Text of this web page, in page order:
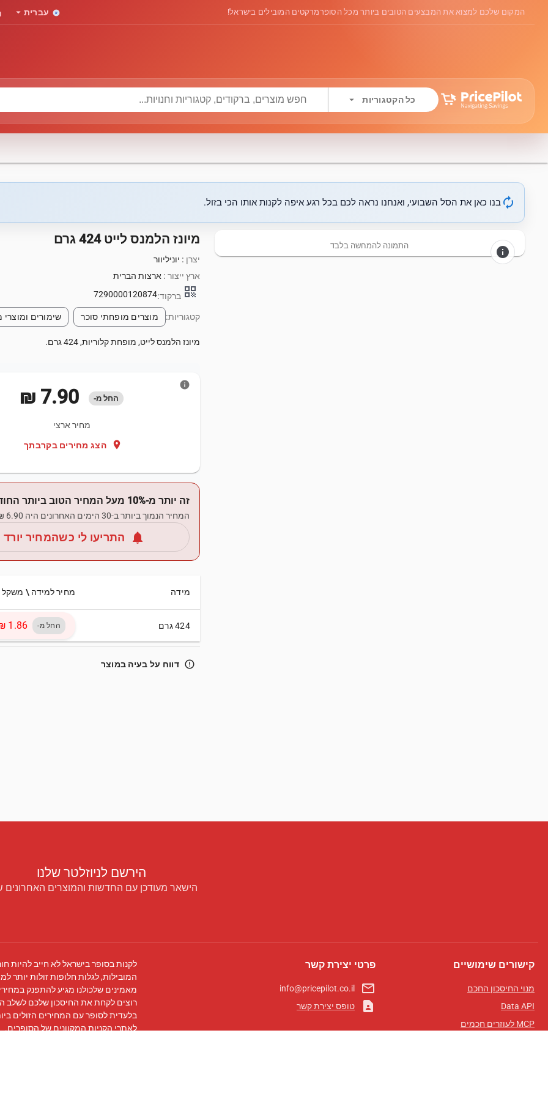
המקום שלכם למצוא את המבצעים הטובים ביותר מכל הסופרמרקטים המובילים בישראל! עברית arrow_drop_down
כל הקטגוריות arrow_drop_down
autorenew בנו כאן את הסל השבועי, ואנחנו נראה לכם בכל רגע איפה לקנות אותו הכי בזול.
info התמונה להמחשה בלבד מיונז הלמנס לייט 424 גרם
יצרן : יוניליוור
ארץ ייצור : ארצות הברית
qr_code ברקוד:7290000120874
קטגוריות: מוצרים מופחתי סוכר שימורים ומוצרי
מיונז הלמנס לייט, מופחת קלוריות, 424 גרם.
החל מ-
מחיר ארצי
location_on הצג מחירים בקרבתך
info
זה יותר מ-10% מעל המחיר הטוב ביותר החודש.
המחיר הנמוך ביותר ב-30 הימים האחרונים היה ‏6.90 ‏₪.
notifications התריעו לי כשהמחיר יורד
מידה מחיר למידה \ משקל
424 גרם החל מ-
error_outline דווח על בעיה במוצר
הירשם לניוזלטר שלנו
הישאר מעודכן עם החדשות והמוצרים האחרונים
קישורים שימושיים
מנוי החיסכון החכם
Data API
MCP לעוזרים חכמים
פרטי יצירת קשר
mail_outline
info@pricepilot.co.il
contact_page טופס יצירת קשר
לקנות בסופר בישראל לא חייב להיות
המובילות, לגלות חלופות זולות יותר
מאמינים שלכולנו מגיע להתפנק
רוצים לקחת את החיסכון שלכם לשלב
בלעדית לסופר עם המחירים הזולים
לאתרי הקניות המקוונים של הסופרים.